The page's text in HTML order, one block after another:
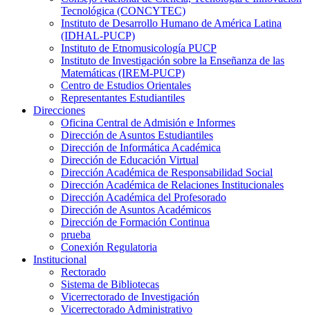
Tecnológica (CONCYTEC)
Instituto de Desarrollo Humano de América Latina
(IDHAL-PUCP)
Instituto de Etnomusicología PUCP
Instituto de Investigación sobre la Enseñanza de las
Matemáticas (IREM-PUCP)
Centro de Estudios Orientales
Representantes Estudiantiles
Direcciones
Oficina Central de Admisión e Informes
Dirección de Asuntos Estudiantiles
Dirección de Informática Académica
Dirección de Educación Virtual
Dirección Académica de Responsabilidad Social
Dirección Académica de Relaciones Institucionales
Dirección Académica del Profesorado
Dirección de Asuntos Académicos
Dirección de Formación Continua
prueba
Conexión Regulatoria
Institucional
Rectorado
Sistema de Bibliotecas
Vicerrectorado de Investigación
Vicerrectorado Administrativo